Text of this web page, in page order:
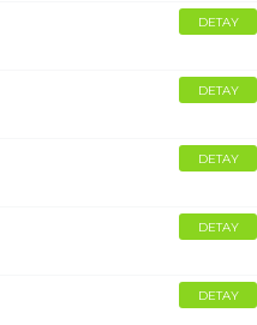
DETAY
DETAY
DETAY
DETAY
DETAY